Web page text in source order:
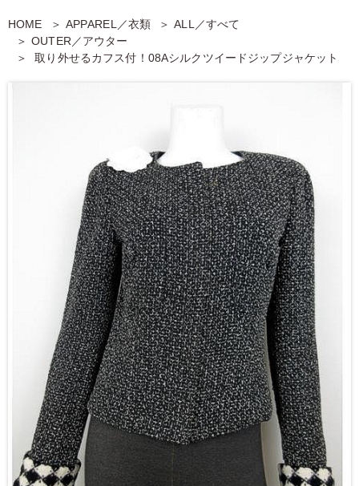
HOME APPAREL／衣類
ALL／すべて
OUTER／アウター
取り外せるカフス付！08Aシルクツイードジップジャケット